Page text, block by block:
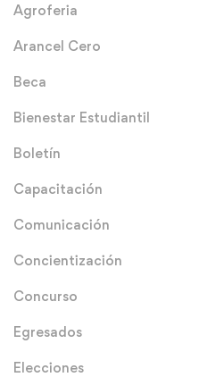
Agroferia
Arancel Cero
Beca
Bienestar Estudiantil
Boletín
Capacitación
Comunicación
Concientización
Concurso
Egresados
Elecciones